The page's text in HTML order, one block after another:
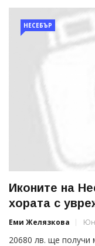
НЕСЕБЪР
Иконите на
хората с
Еми Желязкова
20680 лв. ще получи